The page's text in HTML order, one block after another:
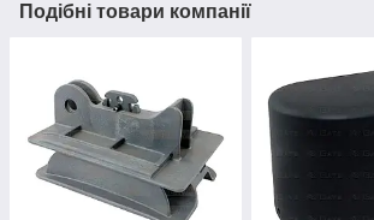
Подібні товари компанії